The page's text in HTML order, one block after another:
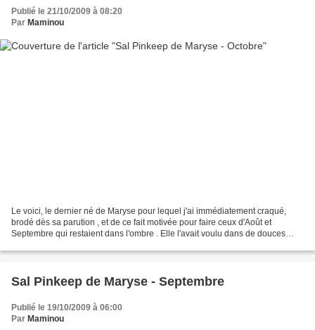
Publié le 21/10/2009 à 08:20
Par Maminou
Le voici, le dernier né de Maryse pour lequel j'ai immédiatement craqué,
brodé dès sa parution , et de ce fait motivée pour faire ceux d'Août et
Septembre qui restaient dans l'ombre . Elle l'avait voulu dans de douces
Sal Pinkeep de Maryse - Septembre
Publié le 19/10/2009 à 06:00
Par Maminou